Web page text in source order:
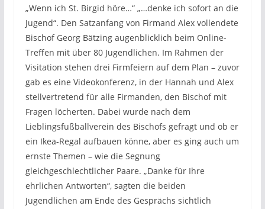
„Wenn ich St. Birgid höre…“ „…denke ich sofort an die
Jugend“. Den Satzanfang von Firmand Alex vollendete
Bischof Georg Bätzing augenblicklich beim Online-
Treffen mit über 80 Jugendlichen. Im Rahmen der
Visitation stehen drei Firmfeiern auf dem Plan – zuvor
gab es eine Videokonferenz, in der Hannah und Alex
stellvertretend für alle Firmanden, den Bischof mit
Fragen löcherten. Dabei wurde nach dem
Lieblingsfußballverein des Bischofs gefragt und ob er
ein Ikea-Regal aufbauen könne, aber es ging auch um
ernste Themen – wie die Segnung
gleichgeschlechtlicher Paare. „Danke für Ihre
ehrlichen Antworten“, sagten die beiden
Jugendlichen am Ende des Gesprächs sichtlich